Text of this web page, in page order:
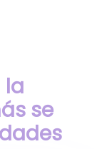
la
se